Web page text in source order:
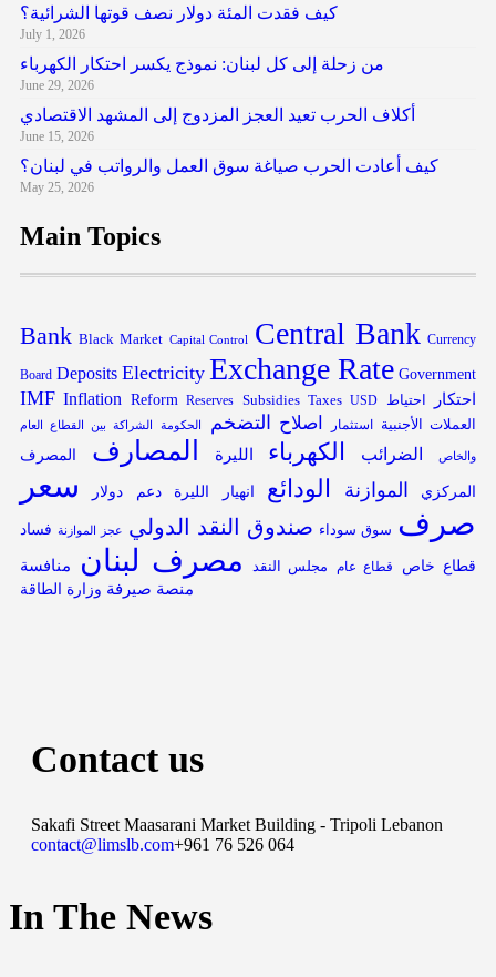
كيف فقدت المئة دولار نصف قوتها الشرائية؟
July 1, 2026
من زحلة إلى كل لبنان: نموذج يكسر احتكار الكهرباء
June 29, 2026
أكلاف الحرب تعيد العجز المزدوج إلى المشهد الاقتصادي
June 15, 2026
كيف أعادت الحرب صياغة سوق العمل والرواتب في لبنان؟
May 25, 2026
Main Topics
Bank Black Market Capital Control Central Bank Currency
Board Deposits Electricity Exchange Rate Government
IMF Inflation Reform Reserves Subsidies Taxes USD احتكار
احتياط
العملات الأجنبية
استثمار اصلاح التضخم الحكومة الشراكة بين القطاع العام
والخاص الضرائب الكهرباء الليرة المصارف المصرف
المركزي الموازنة الودائع انهيار الليرة دعم دولار
سعر
صرف سوق سوداء صندوق النقد الدولي عجز الموازنة فساد
قطاع خاص قطاع عام مجلس النقد مصرف لبنان
منافسة
منصة صيرفة وزارة الطاقة
Contact us
Sakafi Street Maasarani Market Building - Tripoli Lebanon
contact@limslb.com+961 76 526 064
In The News